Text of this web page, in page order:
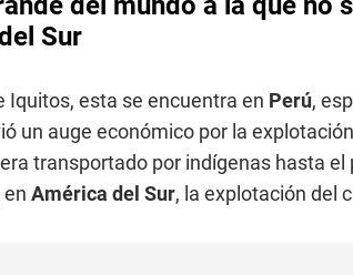
Sur
Iquitos, esta se encuentra en Perú,
un auge económico por la
transportado por indígenas hasta el
en América del Sur, la explotación del